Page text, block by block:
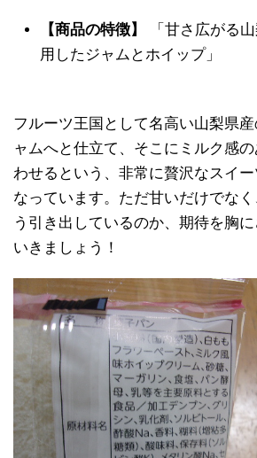
【商品の特徴】
「甘さ広がる
用したジャムとホイップ」
フルーツ王国として名高い山梨県
ャムへと仕立て、そこにミルク感
わせるという、非常に贅沢なスイ
なっています。ただ甘いだけでな
う引き出しているのか、期待を胸
いきましょう！